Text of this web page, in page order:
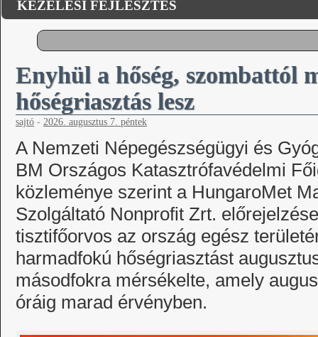
KEZELÉSI FEJLESZTÉS
Enyhül a hőség, szombattól
hőségriasztás lesz
sajtó - 2026. augusztus 7. péntek
A Nemzeti Népegészségügyi és
BM Országos Katasztrófavédelmi
közleménye szerint a HungaroMet
Szolgáltató Nonprofit Zrt.
tisztifőorvos az ország egész
harmadfokú hőségriasztást
másodfokra mérsékelte, amely
óráig marad érvényben.